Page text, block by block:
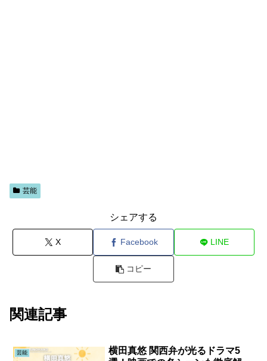
芸能
シェアする
X Facebook LINE
コピー
関連記事
芸能
横田真悠 関西弁が光るドラマ5